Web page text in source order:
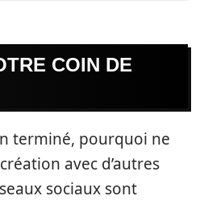
COIN DE
terminé, pourquoi ne
avec d’autres
sociaux sont